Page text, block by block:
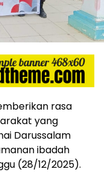
rasa
yang
Darussalam
ibadah
(28/12/2025).